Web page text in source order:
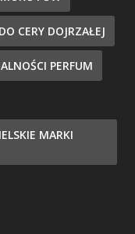
CERY DOJRZAŁEJ
PERFUM
MARKI